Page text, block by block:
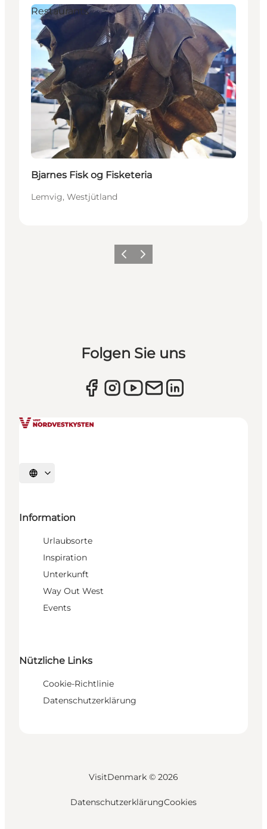
Restaurants
Bjarnes Fisk og Fisketeria
Lemvig, Westjütland
ZurückWeiter
Folgen Sie uns
Sprache auswählen
Information
Urlaubsorte
Inspiration
Unterkunft
Way Out West
Events
Nützliche Links
Cookie-Richtlinie
Datenschutzerklärung
VisitDenmark © 2026
DatenschutzerklärungCookies